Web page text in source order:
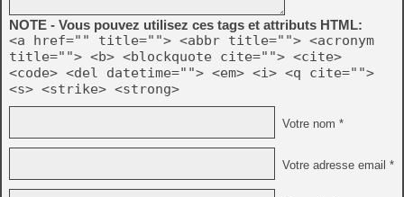
NOTE - Vous pouvez utilisez ces tags et attributs HTML:
<a href="" title=""> <abbr title=""> <acronym
title=""> <b> <blockquote cite=""> <cite>
<code> <del datetime=""> <em> <i> <q cite="">
<s> <strike> <strong>
Votre nom *
Votre adresse email *